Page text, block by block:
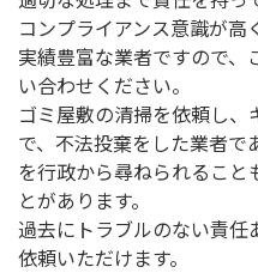
コンプライアンス意識が
実績豊富な業者ですので
い合わせください。
ゴミ屋敷の清掃を依頼し
で、不法投棄をした業者
を行政から尋ねられること
とがあります。
過去にトラブルのない責
依頼いただけます。